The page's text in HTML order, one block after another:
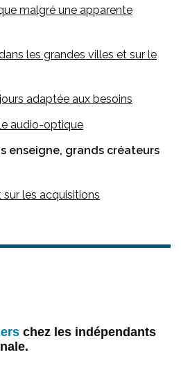
malgré une apparente
les grandes villes et sur le
adaptée aux besoins
audio-optique
enseigne, grands créateurs
les acquisitions
chez les indépendants